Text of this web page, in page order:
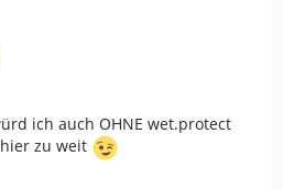
ich auch OHNE wet.protect
zu weit